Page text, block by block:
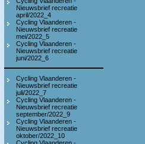
Nieuwsbrief recreatie
april/2022_4
Cycling Vlaanderen -
Nieuwsbrief recreatie
mei/2022_5
Cycling Vlaanderen -
Nieuwsbrief recreatie
juni/2022_6
Cycling Vlaanderen -
Nieuwsbrief recreatie
juli/2022_7
Cycling Vlaanderen -
Nieuwsbrief recreatie
september/2022_9
Cycling Vlaanderen -
Nieuwsbrief recreatie
oktober/2022_10